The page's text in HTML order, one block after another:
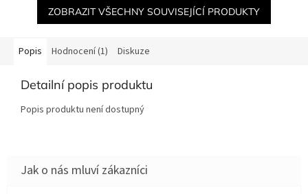
ZOBRAZIT VŠECHNY SOUVISEJÍCÍ PRODUKTY
Popis Hodnocení (1) Diskuze
Detailní popis produktu
Popis produktu není dostupný